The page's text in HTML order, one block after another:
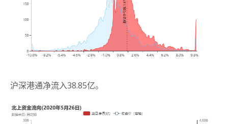
沪深港通净流入38.85亿。